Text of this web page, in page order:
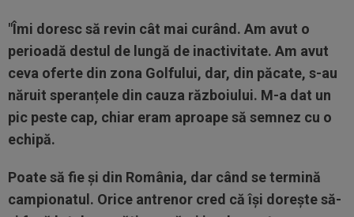
"Îmi doresc să revin cât mai curând. Am avut o
perioadă destul de lungă de inactivitate. Am avut
ceva oferte din zona Golfului, dar, din păcate, s-au
năruit speranțele din cauza războiului. M-a dat un
pic peste cap, chiar eram aproape să semnez cu o
echipă.
Poate să fie și din România, dar când se termină
campionatul. Orice antrenor cred că își dorește să-